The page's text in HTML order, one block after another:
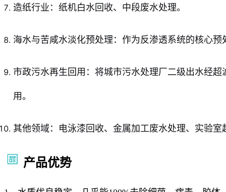
造纸行业：纸机白水回收、中段废水处理。
海水与苦咸水淡化预处理：作为反渗透系统的核心
市政污水再生回用：将城市污水处理厂二级出水经
用。
其他领域：电泳漆回收、金属加工废水处理、实验室
产品优势